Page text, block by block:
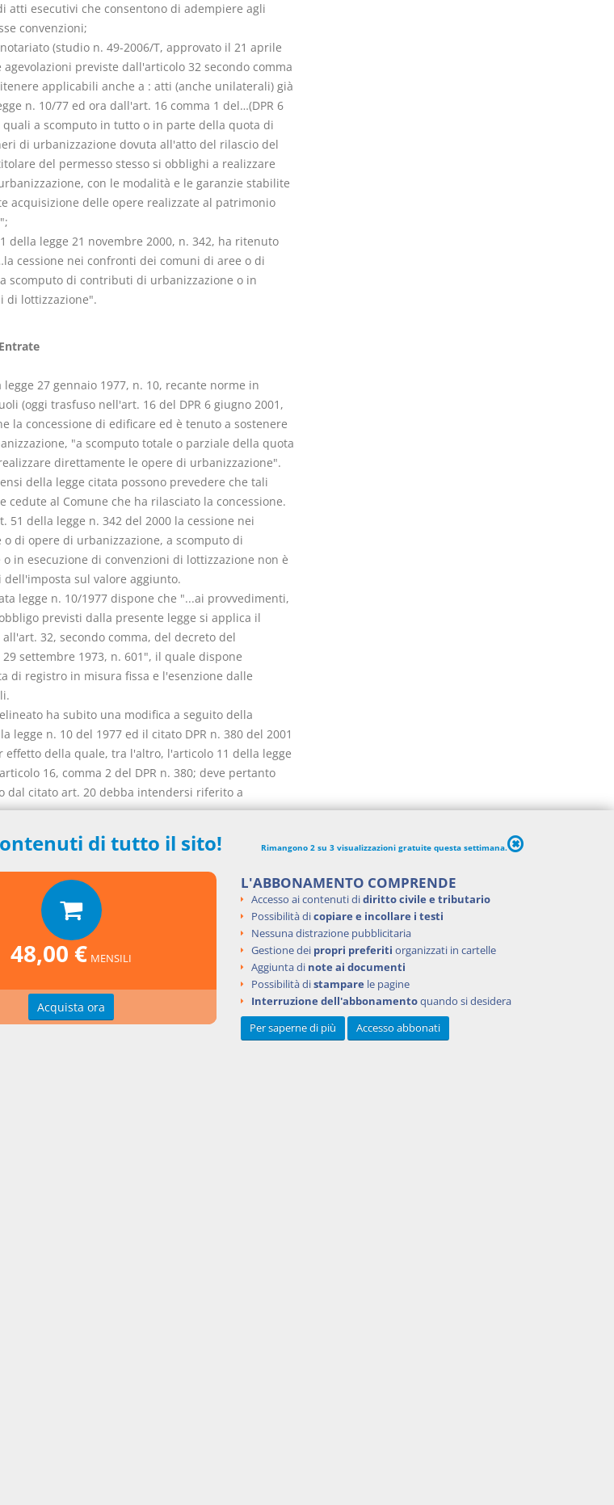
atti esecutivi che consentono di adempiere agli
convenzioni;
(studio n. 49-2006/T, approvato il 21 aprile
previste dall'articolo 32 secondo comma
applicabili anche a : atti (anche unilaterali) già
n. 10/77 ed ora dall'art. 16 comma 1 del…(DPR 6
quali a scomputo in tutto o in parte della quota di
di urbanizzazione dovuta all'atto del rilascio del
del permesso stesso si obblighi a realizzare
con le modalità e le garanzie stabilite
acquisizione delle opere realizzate al patrimonio
della legge 21 novembre 2000, n. 342, ha ritenuto
cessione nei confronti dei comuni di aree o di
scomputo di contributi di urbanizzazione o in
di lottizzazione".
27 gennaio 1977, n. 10, recante norme in
(oggi trasfuso nell'art. 16 del DPR 6 giugno 2001,
la concessione di edificare ed è tenuto a sostenere
"a scomputo totale o parziale della quota
direttamente le opere di urbanizzazione".
della legge citata possono prevedere che tali
cedute al Comune che ha rilasciato la concessione.
51 della legge n. 342 del 2000 la cessione nei
di opere di urbanizzazione, a scomputo di
in esecuzione di convenzioni di lottizzazione non è
sul valore aggiunto.
legge n. 10/1977 dispone che "...ai provvedimenti,
previsti dalla presente legge si applica il
32, secondo comma, del decreto del
settembre 1973, n. 601", il quale dispone
di registro in misura fissa e l'esenzione dalle
ha subito una modifica a seguito della
legge n. 10 del 1977 ed il citato DPR n. 380 del 2001
effetto della quale, tra l'altro, l'articolo 11 della legge
16, comma 2 del DPR n. 380; deve pertanto
dal citato art. 20 debba intendersi riferito a
al comune le opere di urbanizzazione realizzate, a
sostenuti, se e nella misura in cui sia
in apposita convenzione stipulata dal cedente con il
11 della legge n. 10 del 1977 (ora art. 16, comma 2
adempimento di attuazione della medesima
previsione agevolativa di cui al citato articolo 20
del Ministero delle Finanze 3 gennaio 1983,
l'art. 20 della legge n. 10, per aver menzionato
tra gli atti destinatari del regime di favore, ha
anche gli atti che rappresentano l'attuazione
di tutto il sito! Rimangono 2 su 3 visualizzazioni gratuite questa settimana.
48,00 € MENSILI
Acquista ora
L'ABBONAMENTO COMPRENDE
Accesso ai contenuti didiritto civile e tributario
Possibilità dicopiare e incollare i testi
Nessuna distrazione pubblicitaria
Gestione dei propri preferiti organizzati in cartelle
Aggiunta di note ai documenti
Possibilità distampare le pagine
Interruzione dell'abbonamentoquando si desidera
Per saperne di più
Accesso abbonati